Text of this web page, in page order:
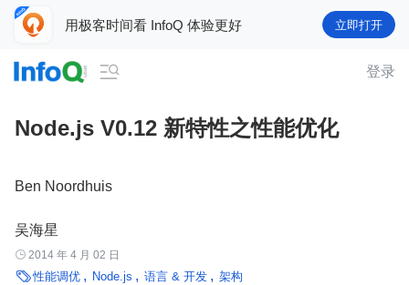
用极客时间看 InfoQ 体验更好 立即打开
 登录
Node.js V0.12 新特性之性能优化
Ben Noordhuis
吴海星
 2014 年 4 月 02 日
性能调优 Node.js 语言 & 开发 架构